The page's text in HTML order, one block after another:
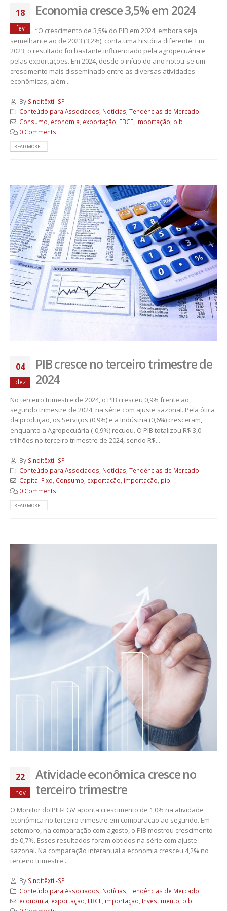
18
fev
Economia cresce 3,5% em 2024
“O crescimento de 3,5% do PIB em 2024, embora seja
semelhante ao de 2023 (3,2%), conta uma história diferente. Em
2023, o resultado foi bastante influenciado pela agropecuária e
pelas exportações. Em 2024, desde o início do ano notou-se um
crescimento mais disseminado entre as diversas atividades
econômicas, além...
By Sinditêxtil-SP
Conteúdo para Associados Notícias Tendências de Mercado
Consumo economia exportação FBCF, importação pib
0 Comments
READ MORE...
04
dez
PIB cresce no terceiro trimestre de
2024
No terceiro trimestre de 2024, o PIB cresceu 0,9% frente ao
segundo trimestre de 2024, na série com ajuste sazonal. Pela ótica
da produção, os Serviços (0,9%) e a Indústria (0,6%) cresceram,
enquanto a Agropecuária (-0,9%) recuou. O PIB totalizou R$ 3,0
trilhões no terceiro trimestre de 2024, sendo R$...
By Sinditêxtil-SP
Conteúdo para Associados Notícias Tendências de Mercado
Capital Fixo Consumo exportação importação pib
0 Comments
READ MORE...
22
nov
Atividade econômica cresce no
terceiro trimestre
O Monitor do PIB-FGV aponta crescimento de 1,0% na atividade
econômica no terceiro trimestre em comparação ao segundo. Em
setembro, na comparação com agosto, o PIB mostrou crescimento
de 0,7%. Esses resultados foram obtidos na série com ajuste
sazonal. Na comparação interanual a economia cresceu 4,2% no
terceiro trimestre...
By Sinditêxtil-SP
Conteúdo para Associados Notícias Tendências de Mercado
economia exportação FBCF, importação Investimento pib